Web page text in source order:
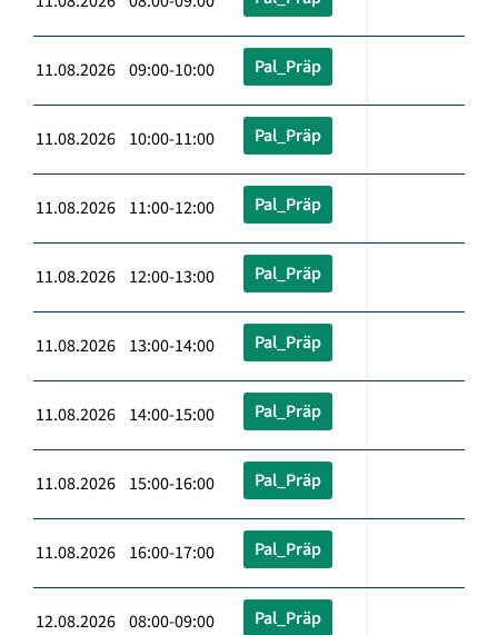
11.08.2026 09:00-10:00 Pal_Präp
11.08.2026 10:00-11:00 Pal_Präp
11.08.2026 11:00-12:00 Pal_Präp
11.08.2026 12:00-13:00 Pal_Präp
11.08.2026 13:00-14:00 Pal_Präp
11.08.2026 14:00-15:00 Pal_Präp
11.08.2026 15:00-16:00 Pal_Präp
11.08.2026 16:00-17:00 Pal_Präp
12.08.2026 08:00-09:00 Pal_Präp